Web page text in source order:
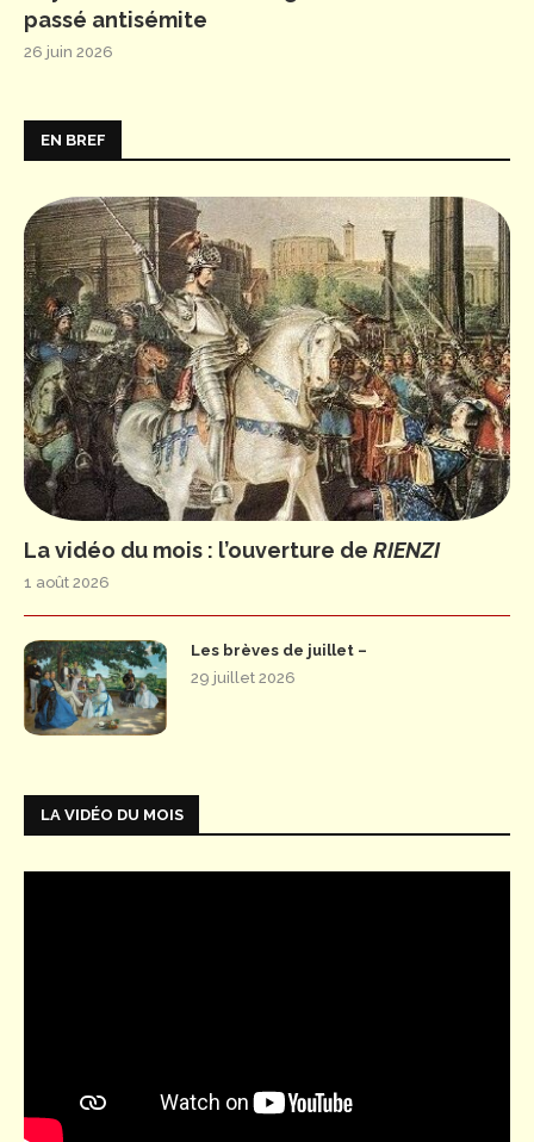
passé antisémite
26 juin 2026
EN BREF
La vidéo du mois : l’ouverture de RIENZI
1 août 2026
Les brèves de juillet –
29 juillet 2026
LA VIDÉO DU MOIS